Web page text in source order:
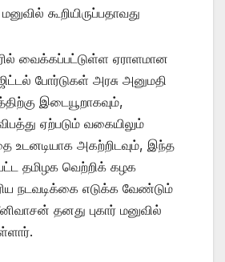
கூறியிருப்பதாவது
வைக்கப்பட்டுள்ள ஏராளமான
போர்டுகள் அரசு அனுமதி
இடையூறாகவும்,
ஏற்படும் வகையிலும்
உடனடியாக அகற்றிடவும், இந்த
தமிழக வெற்றிக் கழக
நடவடிக்கை எடுக்க வேண்டும்
தனது புகார் மனுவில்